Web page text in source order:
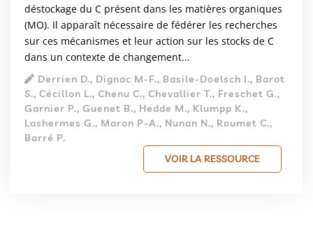
déstockage du C présent dans les matières organiques
(MO). Il apparaît nécessaire de fédérer les recherches
sur ces mécanismes et leur action sur les stocks de C
dans un contexte de changement...
Derrien D., Dignac M-F., Basile-Doelsch I., Barot
S., Cécillon L., Chenu C., Chevallier T., Freschet G.,
Garnier P., Guenet B., Hedde M., Klumpp K.,
Lashermes G., Maron P-A., Nunan N., Roumet C.,
Barré P.
VOIR LA RESSOURCE